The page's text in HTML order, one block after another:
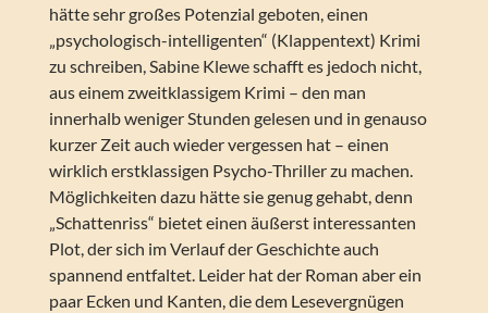
hätte sehr großes Potenzial geboten, einen
„psychologisch-intelligenten“ (Klappentext) Krimi
zu schreiben, Sabine Klewe schafft es jedoch nicht,
aus einem zweitklassigem Krimi – den man
innerhalb weniger Stunden gelesen und in genauso
kurzer Zeit auch wieder vergessen hat – einen
wirklich erstklassigen Psycho-Thriller zu machen.
Möglichkeiten dazu hätte sie genug gehabt, denn
„Schattenriss“ bietet einen äußerst interessanten
Plot, der sich im Verlauf der Geschichte auch
spannend entfaltet. Leider hat der Roman aber ein
paar Ecken und Kanten, die dem Lesevergnügen